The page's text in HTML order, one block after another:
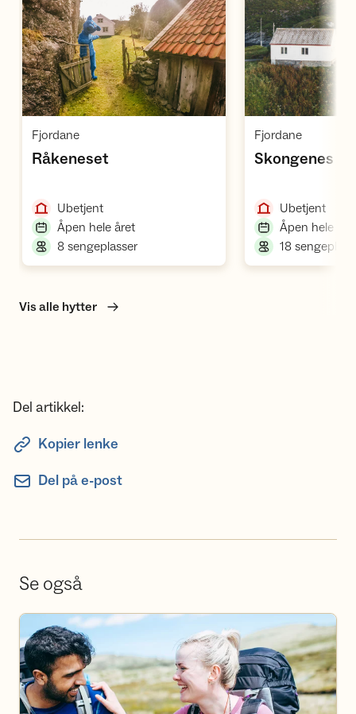
Åpne hytte
Fjordane,
Råkeneset
Ubetjent,
Åpen hele året,
8 sengeplasser,
Fjordane,
Skongenes fyr
Ubetjent,
Åpen hele
18
Vis alle hytter
Del artikkel:
Kopier lenke
Del på e-post
Se også
Bli frivillig i Sogn og Fjordane